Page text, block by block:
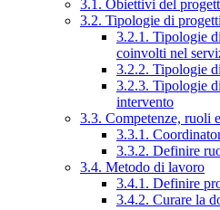
3.1. Obiettivi del
3.2. Tipologie di progetti
3.2.1. Tipologie
coinvolti nel
3.2.2. Tipologie
3.2.3. Tipologie
intervento
3.3. Competenze, ruoli
3.3.1.
3.3.2. Definire
3.4. Metodo di lavoro
3.4.1. Definire
3.4.2. Curare la